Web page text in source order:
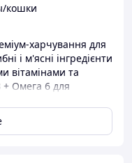
кошки
харчування для
і м'ясні інгредієнти
вітамінами та
Омега 6 для
та здоров`я вашого